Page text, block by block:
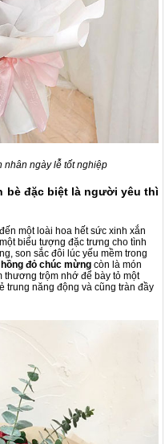
nhân ngày lễ tốt nghiệp
bè đặc biệt là người yêu thì
một loài hoa hết sức xinh xắn
biểu tượng đặc trưng cho tình
son sắc đôi lúc yếu mềm trong
hồng đỏ chúc mừng còn là món
trộm nhớ để bày tỏ một
trung năng động và cũng tràn đầy